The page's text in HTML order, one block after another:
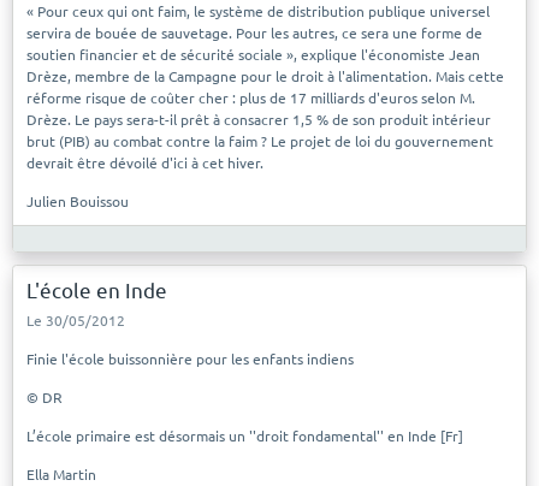
« Pour ceux qui ont faim, le système de distribution publique universel
servira de bouée de sauvetage. Pour les autres, ce sera une forme de
soutien financier et de sécurité sociale », explique l'économiste Jean
Drèze, membre de la Campagne pour le droit à l'alimentation. Mais cette
réforme risque de coûter cher : plus de 17 milliards d'euros selon M.
Drèze. Le pays sera-t-il prêt à consacrer 1,5 % de son produit intérieur
brut (PIB) au combat contre la faim ? Le projet de loi du gouvernement
devrait être dévoilé d'ici à cet hiver.
Julien Bouissou
L'école en Inde
Le 30/05/2012
Finie l'école buissonnière pour les enfants indiens
© DR
L’école primaire est désormais un ''droit fondamental'' en Inde [Fr]
Ella Martin